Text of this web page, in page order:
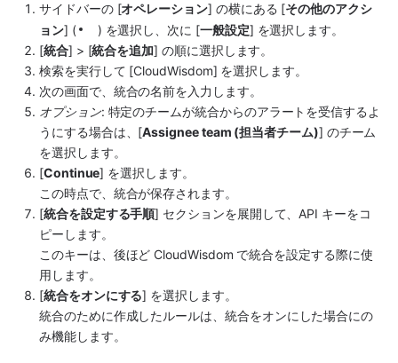
サイドバーの [オペレーション] の横にある [その他のアクシ
ョン] ( ) を選択し、次に [一般設定] を選択します。
[統合] > [統合を追加] の順に選択します。
検索を実行して [CloudWisdom] を選択します。
次の画面で、統合の名前を入力します。
オプション: 特定のチームが統合からのアラートを受信するよ
うにする場合は、[Assignee team (担当者チーム)] のチーム
を選択します。
[Continue] を選択します。
この時点で、統合が保存されます。
[統合を設定する手順] セクションを展開して、API キーをコ
ピーします。
このキーは、後ほど CloudWisdom で統合を設定する際に使
用します。
[統合をオンにする] を選択します。
統合のために作成したルールは、統合をオンにした場合にの
み機能します。